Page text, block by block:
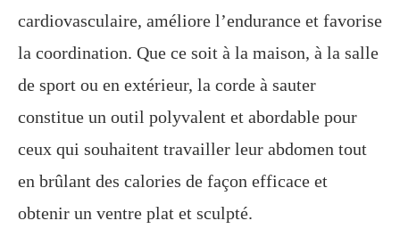
cardiovasculaire, améliore l’endurance et favorise
la coordination. Que ce soit à la maison, à la salle
de sport ou en extérieur, la corde à sauter
constitue un outil polyvalent et abordable pour
ceux qui souhaitent travailler leur abdomen tout
en brûlant des calories de façon efficace et
obtenir un ventre plat et sculpté.